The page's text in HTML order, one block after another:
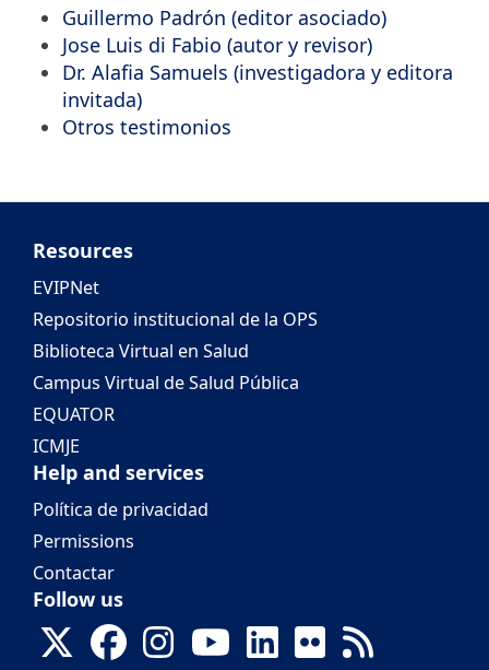
Guillermo Padrón (editor asociado)
Jose Luis di Fabio (autor y revisor)
Dr. Alafia Samuels (investigadora y editora
invitada)
Otros testimonios
Resources
EVIPNet
Repositorio institucional de la OPS
Biblioteca Virtual en Salud
Campus Virtual de Salud Pública
EQUATOR
ICMJE
Help and services
Política de privacidad
Permissions
Contactar
Follow us